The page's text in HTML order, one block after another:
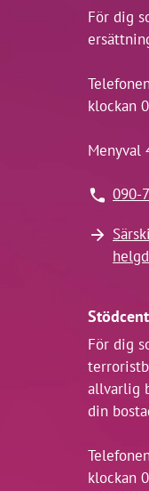
För dig
klockan
Menyval
090-
För dig
allvarlig
din
klockan